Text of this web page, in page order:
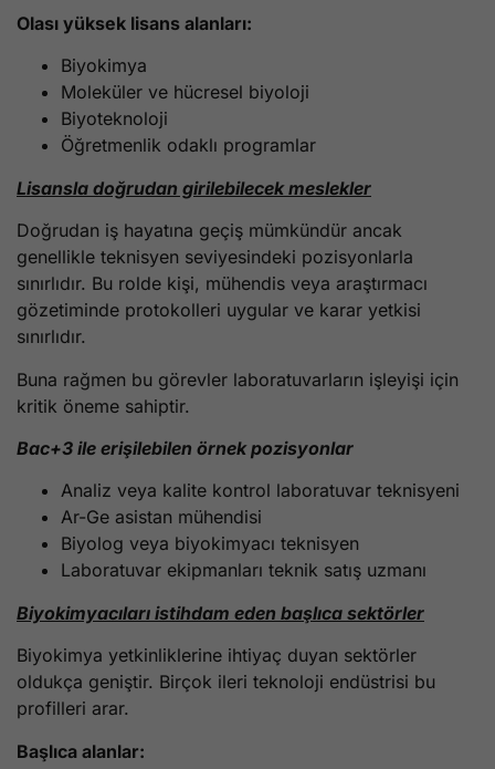
Olası yüksek lisans alanları:
Biyokimya
Moleküler ve hücresel biyoloji
Biyoteknoloji
Öğretmenlik odaklı programlar
Lisansla doğrudan girilebilecek meslekler
Doğrudan iş hayatına geçiş mümkündür ancak
genellikle teknisyen seviyesindeki pozisyonlarla
sınırlıdır. Bu rolde kişi, mühendis veya araştırmacı
gözetiminde protokolleri uygular ve karar yetkisi
sınırlıdır.
Buna rağmen bu görevler laboratuvarların işleyişi için
kritik öneme sahiptir.
Bac+3 ile erişilebilen örnek pozisyonlar
Analiz veya kalite kontrol laboratuvar teknisyeni
Ar-Ge asistan mühendisi
Biyolog veya biyokimyacı teknisyen
Laboratuvar ekipmanları teknik satış uzmanı
Biyokimyacıları istihdam eden başlıca sektörler
Biyokimya yetkinliklerine ihtiyaç duyan sektörler
oldukça geniştir. Birçok ileri teknoloji endüstrisi bu
profilleri arar.
Başlıca alanlar: